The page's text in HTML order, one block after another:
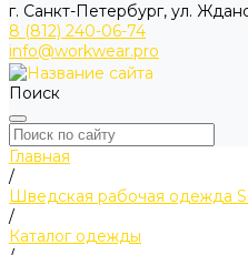
г. Санкт-Петербург, ул.
8 (812) 240-06-74
info@workwear.pro
Поиск
Главная
/
Шведская рабочая одежда
/
Каталог одежды